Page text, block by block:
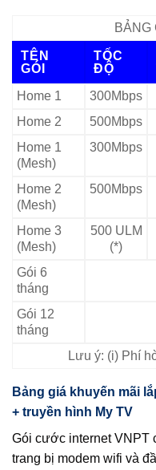
BẢNG
TÊN
GÓI
TỐC
ĐỘ
Home 1
300Mbps
Home 2
500Mbps
Home 1
(Mesh)
300Mbps
Home 2
(Mesh)
500Mbps
Home 3
(Mesh)
500 ULM
(*)
Gói 6
tháng
Gói 12
tháng
Lưu ý: (i) Phí
Bảng giá khuyến mãi
+ truyền hình My TV
Gói cước internet VNPT
trang bị modem wifi và